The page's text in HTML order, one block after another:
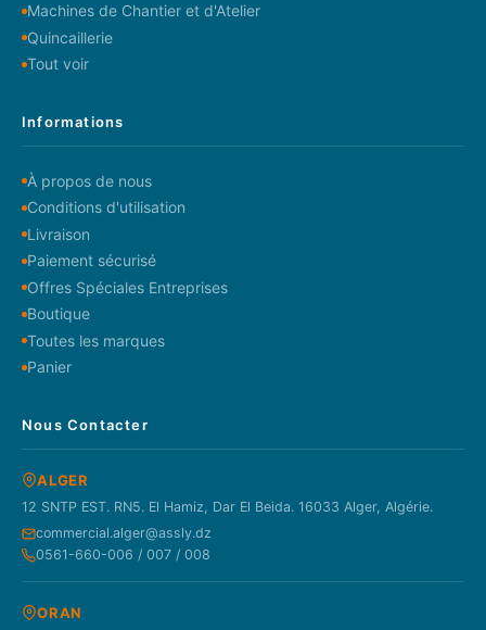
Machines de Chantier et d'Atelier
Quincaillerie
Tout voir
Informations
À propos de nous
Conditions d'utilisation
Livraison
Paiement sécurisé
Offres Spéciales Entreprises
Boutique
Toutes les marques
Panier
Nous Contacter
ALGER
12 SNTP EST. RN5. El Hamiz, Dar El Beida. 16033 Alger, Algérie.
commercial.alger@assly.dz
0561-660-006 / 007 / 008
ORAN